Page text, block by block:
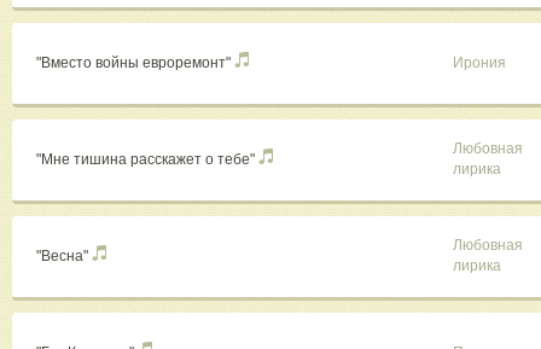
"Вместо войны евроремонт" Ирония
"Мне тишина расскажет о тебе"
Любовная
лирика
"Весна"
Любовная
лирика